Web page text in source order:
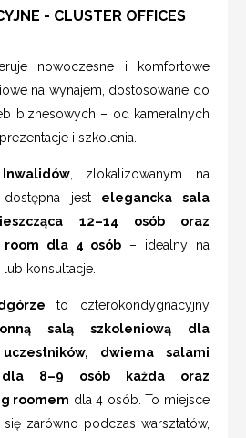
- CLUSTER OFFICES
nowoczesne i komfortowe
na wynajem, dostosowane do
biznesowych – od kameralnych
i szkolenia.
, zlokalizowanym na
dostępna jest elegancka sala
12–14 osób oraz
room dla 4 osób – idealny na
konsultacje.
to czterokondygnacyjny
salą szkoleniową dla
dwiema salami
dla 8–9 osób każda oraz
roomem dla 4 osób. To miejsce
zarówno podczas warsztatów,